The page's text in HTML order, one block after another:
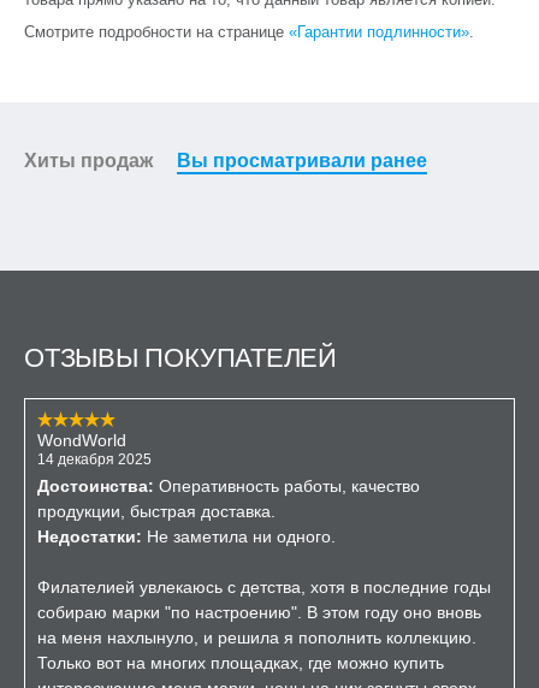
Смотрите подробности на странице «Гарантии подлинности».
Хиты продаж Вы просматривали ранее
ОТЗЫВЫ ПОКУПАТЕЛЕЙ
WondWorld
14 декабря 2025
Достоинства: Оперативность работы, качество
продукции, быстрая доставка.
Недостатки: Не заметила ни одного.
Филателией увлекаюсь с детства, хотя в последние годы
собираю марки "по настроению". В этом году оно вновь
на меня нахлынуло, и решила я пополнить коллекцию.
Только вот на многих площадках, где можно купить